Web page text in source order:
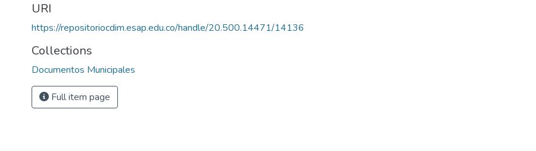
URI
https://repositoriocdim.esap.edu.co/handle/20.500.14471/14136
Collections
Documentos Municipales
Full item page